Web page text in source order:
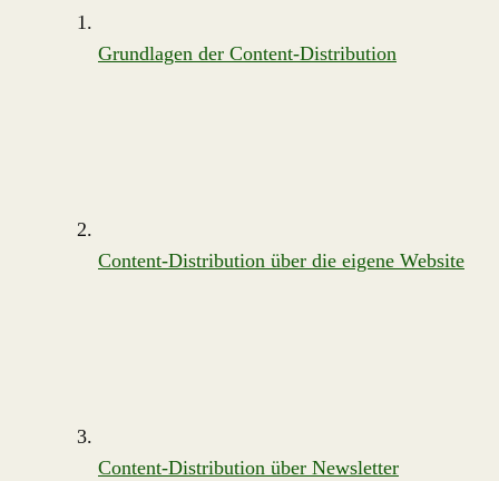
Grundlagen der Content-Distribution
Content-Distribution über die eigene Website
Content-Distribution über Newsletter